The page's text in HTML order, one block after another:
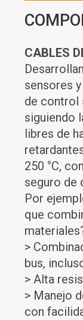
CABLES
sensores
de control
siguiendo
libres de
250 °C,
seguro de
Por
que
>
bus,
> Alta
> Manejo
con